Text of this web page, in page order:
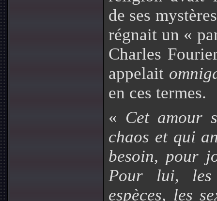
de ses
régnait un «
Charles
appelait
en ces termes.
« Cet amour
chaos et qui
besoin, pour
Pour lui, les
espèces, les